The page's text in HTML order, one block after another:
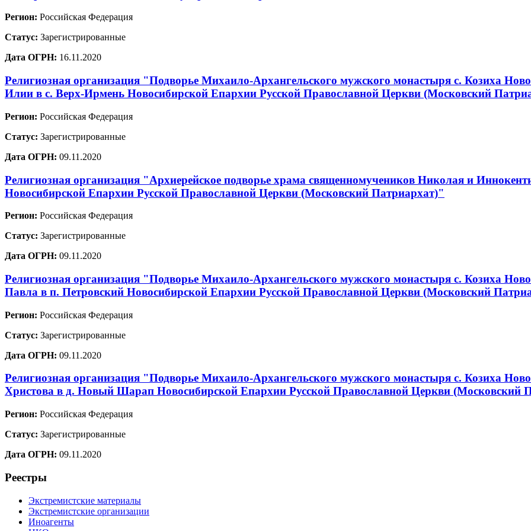
Регион: Российская Федерация
Статус: Зарегистрированные
Дата ОГРН: 16.11.2020
Религиозная организация "Подворье Михаило-Архангельского мужского монастыря с. Козиха
Илии в с. Верх-Ирмень Новосибирской Епархии Русской Православной Церкви (Московский
Регион: Российская Федерация
Статус: Зарегистрированные
Дата ОГРН: 09.11.2020
Религиозная организация "Архиерейское подворье храма священномучеников Николая и
Новосибирской Епархии Русской Православной Церкви (Московский Патриархат)"
Регион: Российская Федерация
Статус: Зарегистрированные
Дата ОГРН: 09.11.2020
Религиозная организация "Подворье Михаило-Архангельского мужского монастыря с. Козиха
Павла в п. Петровский Новосибирской Епархии Русской Православной Церкви (Московский
Регион: Российская Федерация
Статус: Зарегистрированные
Дата ОГРН: 09.11.2020
Религиозная организация "Подворье Михаило-Архангельского мужского монастыря с. Козиха
Христова в д. Новый Шарап Новосибирской Епархии Русской Православной Церкви (Московский
Регион: Российская Федерация
Статус: Зарегистрированные
Дата ОГРН: 09.11.2020
Реестры
Экстремистские материалы
Экстремистские организации
Иноагенты